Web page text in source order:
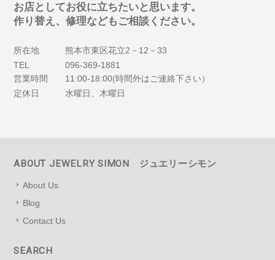
お店としてお役に立ちたいと思います。
作り替え、修理などもご相談ください。
所在地
熊本市東区花立2－12－33
TEL
096-369-1881
営業時間
11:00-18:00(時間外はご連絡下さい）
定休日
水曜日、木曜日
ABOUT JEWELRY SIMON ジュエリーシモン
About Us
Blog
Contact Us
SEARCH